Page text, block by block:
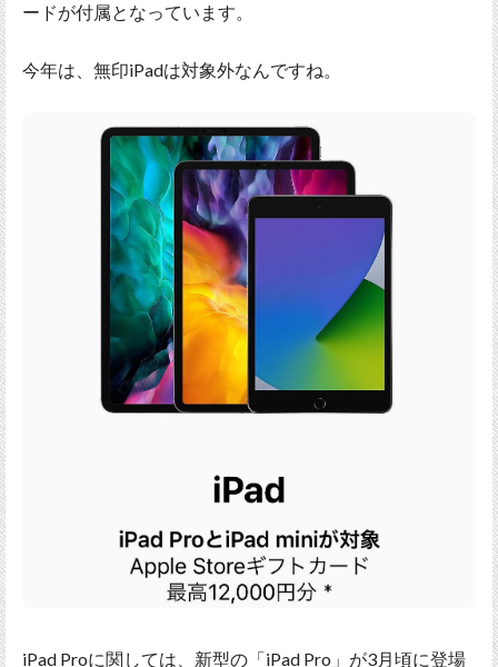
ードが付属となっています。
今年は、無印iPadは対象外なんですね。
iPad Proに関しては、新型の「iPad Pro」が3月頃に登場